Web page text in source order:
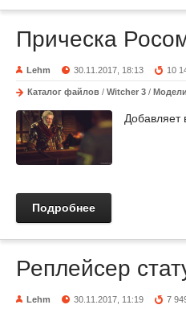
Прическа
Lehm 30.11.2017, 18:13 10
Каталог файлов / Witcher 3 /
Добавляет
Подробнее
Реплейсер
Lehm 30.11.2017, 11:19 7